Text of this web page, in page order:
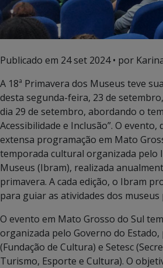
Publicado em 24 set 2024• por
A 18ª Primavera dos Museus teve
desta segunda-feira, 23 de
dia 29 de setembro, abordando o
Acessibilidade e Inclusão”. O evento,
extensa programação em Mato
temporada cultural organizada pelo
Museus (Ibram), realizada
primavera. A cada edição, o Ibram
para guiar as atividades dos
O evento em Mato Grosso do Sul
organizada pelo Governo do Estado,
(Fundação de Cultura) e Setesc
Turismo, Esporte e Cultura). O